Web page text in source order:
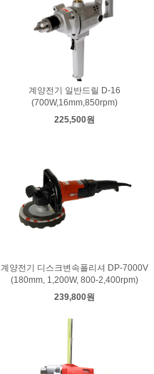
계양전기 일반드릴 D-16
(700W,16mm,850rpm)
225,500원
계양전기 디스크변속폴리셔 DP-7000V
(180mm, 1,200W, 800-2,400rpm)
239,800원